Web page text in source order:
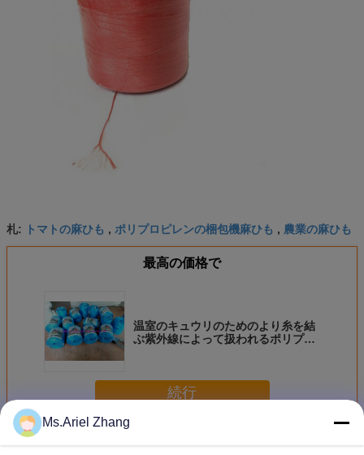
札: トマトの麻ひも , ポリプロピレンの梱包機麻ひも , 農業の麻ひも
最高の価格で
温室のキュウリのためのより糸を結
ぶ紫外線によって扱われるポリプロ
続行
多く麻ひもを結ぶトマト
Ms.Ariel Zhang